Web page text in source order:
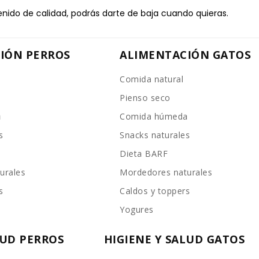
de calidad, podrás darte de baja cuando quieras.
PERROS ALIMENTACIÓN GATOS
Comida natural
Pienso seco
Comida húmeda
Snacks naturales
Dieta BARF
Mordedores naturales
Caldos y toppers
Yogures
PERROS HIGIENE Y SALUD GATOS